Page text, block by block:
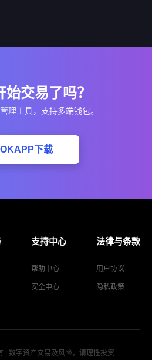
始交易了吗？
理工具，支持多端钱包。
下载
支持中心
帮助中心
安全中心
法律与条款
用户协议
隐私政策
| 数字资产交易及风险，请理性投资